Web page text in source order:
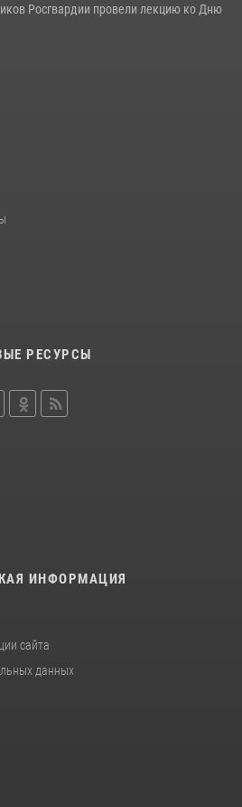
Росгвардии провели лекцию ко Дню
РЕСУРСЫ
ИНФОРМАЦИЯ
сайта
данных